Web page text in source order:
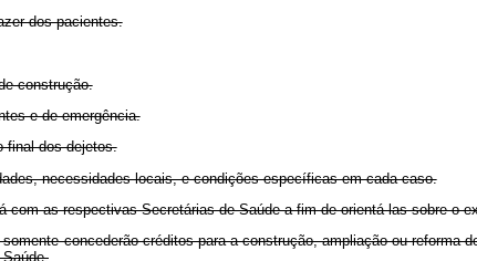
dos pacientes.
construção.
e de emergência.
final dos dejetos.
necessidades locais, e condições específicas em cada caso.
com as respectivas Secretárias de Saúde a fim de orientá-las sobre o
concederão créditos para a construção, ampliação ou